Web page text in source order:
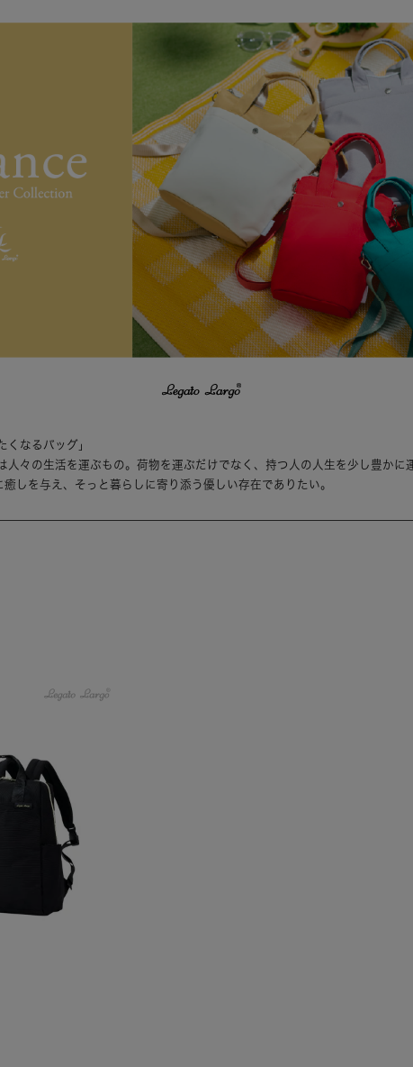
くなるバッグ」
人々の生活を運ぶもの。荷物を運ぶだけでなく、持つ人の人生を少し豊かに
しを与え、そっと暮らしに寄り添う優しい存在でありたい。